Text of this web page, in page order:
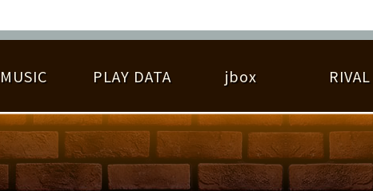
基本の遊び方 遊び方ガイド
MUSIC
遊べる楽曲 アーティスト紹介
PLAY DATA
ゆびベル
jbox RIVAL
逆ライバル一覧 ライバル比較 プレーヤー検索
大会参加 大会開催 大会参加情報 大会と
ORIGINAL HIT CHART BEST SCORE RANKING